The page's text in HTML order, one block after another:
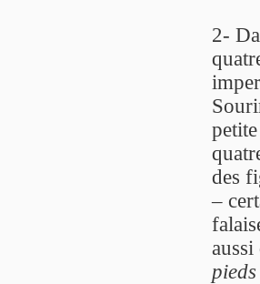
2-
des
–
aussi
pieds